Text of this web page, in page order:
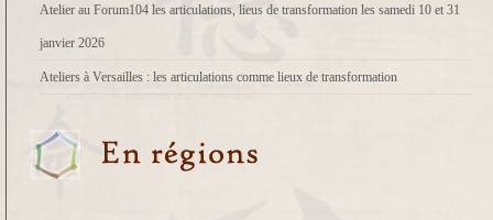
Atelier au Forum104 les articulations, lieus de transformation les samedi 10 et 31
janvier 2026
Ateliers à Versailles : les articulations comme lieux de transformation